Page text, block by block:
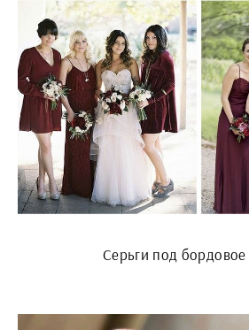
Серьги под бордовое